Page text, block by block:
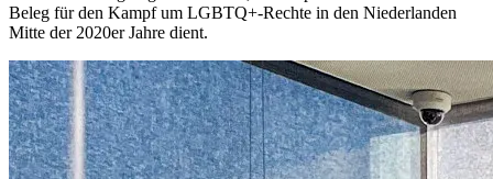
Beleg für den Kampf um LGBTQ+-Rechte in den Niederlanden
Mitte der 2020er Jahre dient.